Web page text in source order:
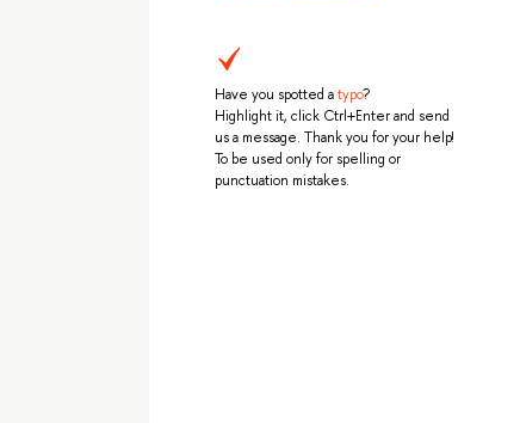
Have you spotted atypo?
Highlight it, click Ctrl+Enter and send
us a message. Thank you for your help!
To be used only for spelling or
punctuation mistakes.